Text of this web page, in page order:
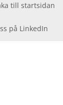
till startsidan
på LinkedIn